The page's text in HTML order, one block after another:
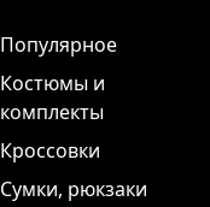
Популярное
Костюмы и
комплекты
Кроссовки
Сумки, рюкзаки